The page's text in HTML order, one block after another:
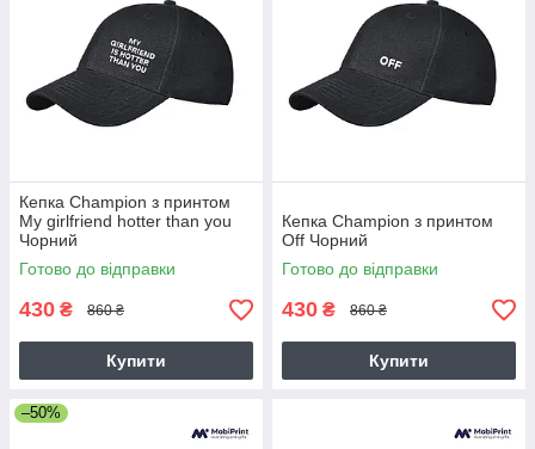
Кепка Champion з принтом
My girlfriend hotter than you
Чорний
Готово до відправки
430 ₴ 860 ₴
Купити
Кепка Champion з принтом
Off Чорний
Готово до відправки
430 ₴ 860 ₴
Купити
–50%